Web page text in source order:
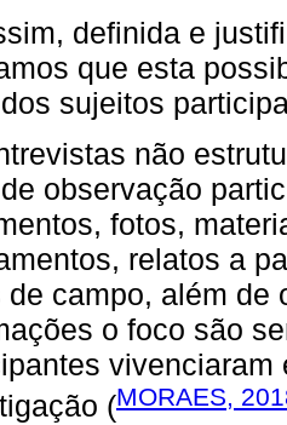
definida e
que esta
sujeitos
não
observação
fotos,
relatos a
de campo, além de
o foco são
(MORAES,